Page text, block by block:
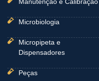
Manutenção e Calibração
Microbiologia
Micropipeta e
Dispensadores
Peças